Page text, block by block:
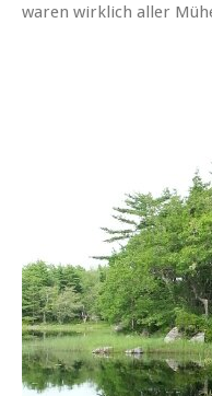
waren wirklich aller